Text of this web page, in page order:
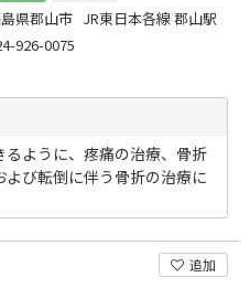
県郡山市 JR東日本各線 郡山駅
926-0075
ように、疼痛の治療、骨折
び転倒に伴う骨折の治療に
追加